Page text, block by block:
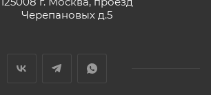
Черепановых д.5